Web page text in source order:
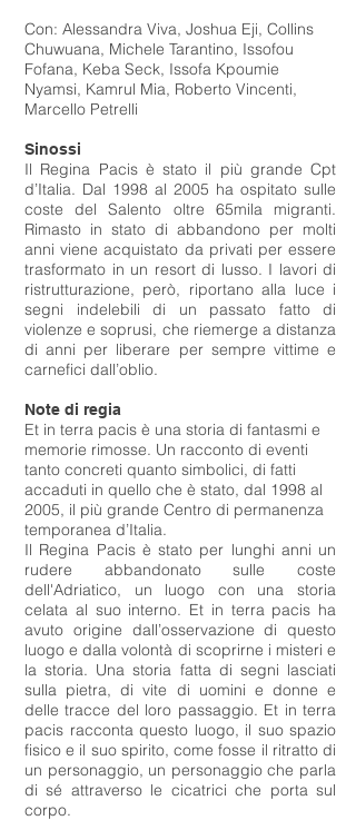
Con: Alessandra Viva, Joshua Eji, Collins
Chuwuana, Michele Tarantino, Issofou
Fofana, Keba Seck, Issofa Kpoumie
Nyamsi, Kamrul Mia, Roberto Vincenti,
Marcello Petrelli
Sinossi
Il Regina Pacis è stato il più grande Cpt
d’Italia. Dal 1998 al 2005 ha ospitato sulle
coste del Salento oltre 65mila migranti.
Rimasto in stato di abbandono per molti
anni viene acquistato da privati per essere
trasformato in un resort di lusso. I lavori di
ristrutturazione, però, riportano alla luce i
segni indelebili di un passato fatto di
violenze e soprusi, che riemerge a distanza
di anni per liberare per sempre vittime e
carnefici dall’oblio.
Note di regia
Et in terra pacis è una storia di fantasmi e
memorie rimosse. Un racconto di eventi
tanto concreti quanto simbolici, di fatti
accaduti in quello che è stato, dal 1998 al
2005, il più grande Centro di permanenza
temporanea d’Italia.
Il Regina Pacis è stato per lunghi anni un
rudere abbandonato sulle coste
dell'Adriatico, un luogo con una storia
celata al suo interno. Et in terra pacis ha
avuto origine dall’osservazione di questo
luogo e dalla volontà di scoprirne i misteri e
la storia. Una storia fatta di segni lasciati
sulla pietra, di vite di uomini e donne e
delle tracce del loro passaggio. Et in terra
pacis racconta questo luogo, il suo spazio
fisico e il suo spirito, come fosse il ritratto di
un personaggio, un personaggio che parla
di sé attraverso le cicatrici che porta sul
corpo.